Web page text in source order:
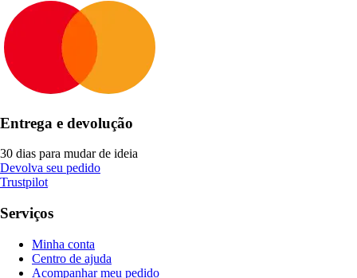
Entrega e devolução
30 dias para mudar de ideia
Devolva seu pedido
Trustpilot
Serviços
Minha conta
Centro de ajuda
Acompanhar meu pedido